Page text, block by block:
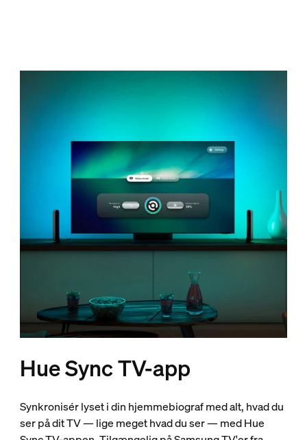
Hue Sync TV-app
Synkronisér lyset i din hjemmebiograf med alt, hvad du
ser på dit TV — lige meget hvad du ser — med Hue